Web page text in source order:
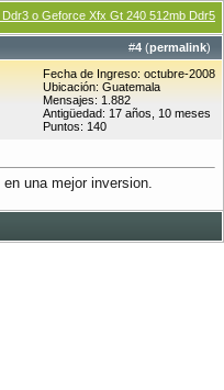
o Geforce Xfx Gt 240 512mb Ddr5
#4 (permalink)
Fecha de Ingreso: octubre-2008
Ubicación: Guatemala
Mensajes: 1.882
Antigüedad: 17 años, 10 meses
Puntos: 140
una mejor inversion.